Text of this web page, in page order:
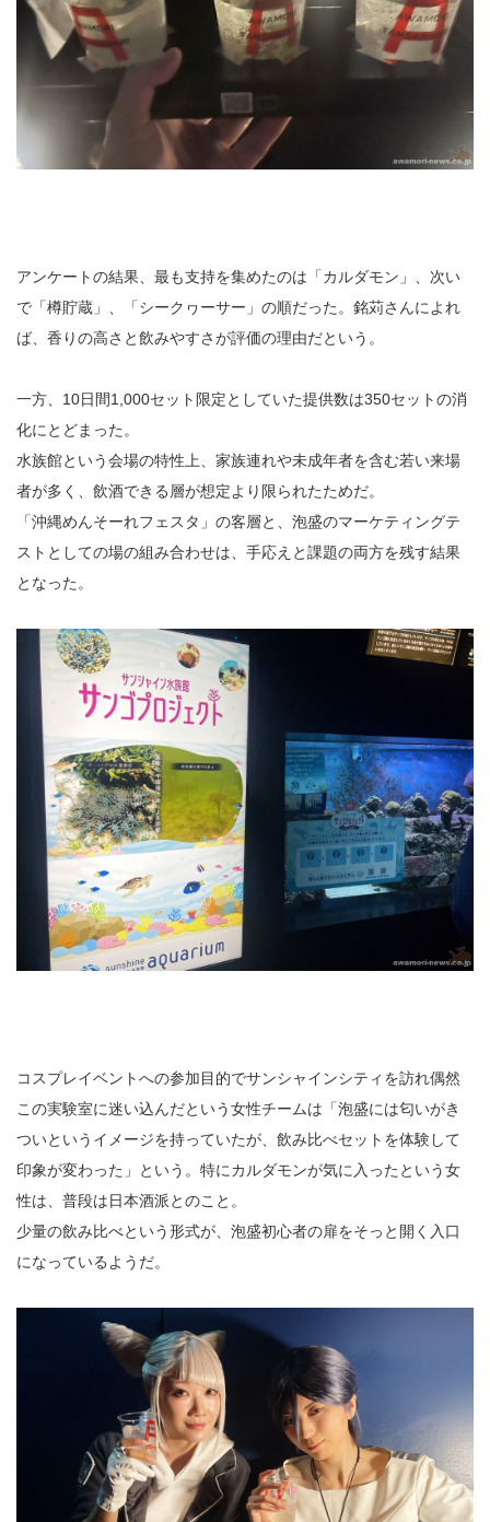
アンケートの結果、最も支持を集めたのは「カルダモン」、次い
で「樽貯蔵」、「シークヮーサー」の順だった。銘苅さんによれ
ば、香りの高さと飲みやすさが評価の理由だという。
一方、10日間1,000セット限定としていた提供数は350セットの消
化にとどまった。
水族館という会場の特性上、家族連れや未成年者を含む若い来場
者が多く、飲酒できる層が想定より限られたためだ。
「沖縄めんそーれフェスタ」の客層と、泡盛のマーケティングテ
ストとしての場の組み合わせは、手応えと課題の両方を残す結果
となった。
コスプレイベントへの参加目的でサンシャインシティを訪れ偶然
この実験室に迷い込んだという女性チームは「泡盛には匂いがき
ついというイメージを持っていたが、飲み比べセットを体験して
印象が変わった」という。特にカルダモンが気に入ったという女
性は、普段は日本酒派とのこと。
少量の飲み比べという形式が、泡盛初心者の扉をそっと開く入口
になっているようだ。